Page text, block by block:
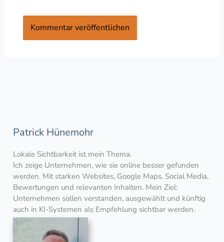
Patrick Hünemohr
Lokale Sichtbarkeit ist mein Thema.
Ich zeige Unternehmen, wie sie online besser gefunden
werden. Mit starken Websites, Google Maps, Social Media,
Bewertungen und relevanten Inhalten. Mein Ziel:
Unternehmen sollen verstanden, ausgewählt und künftig
auch in KI-Systemen als Empfehlung sichtbar werden.